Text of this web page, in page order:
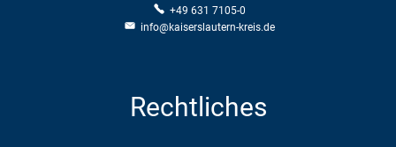
+49 631 7105-0
info@kaiserslautern-kreis.de
Rechtliches